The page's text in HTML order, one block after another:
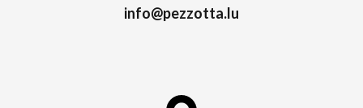
info@pezzotta.lu